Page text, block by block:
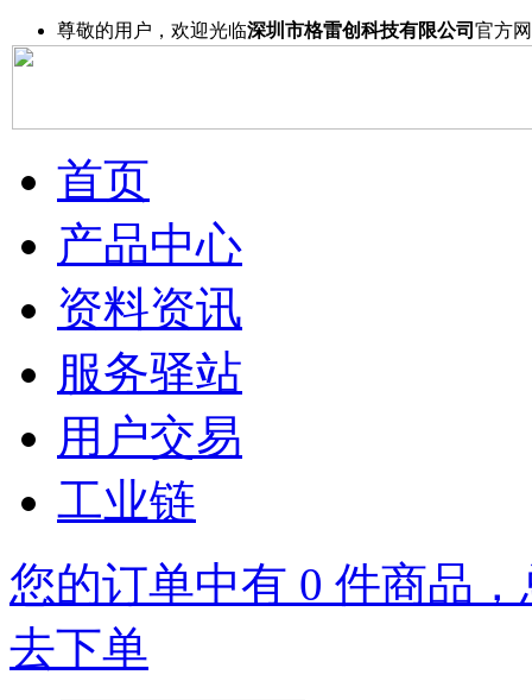
尊敬的用户，欢迎光临深圳市格雷创科技有限公司 官方
首页
产品中心
资料资讯
服务驿站
用户交易
工业链
您的订单中有 0 件商品
去下单